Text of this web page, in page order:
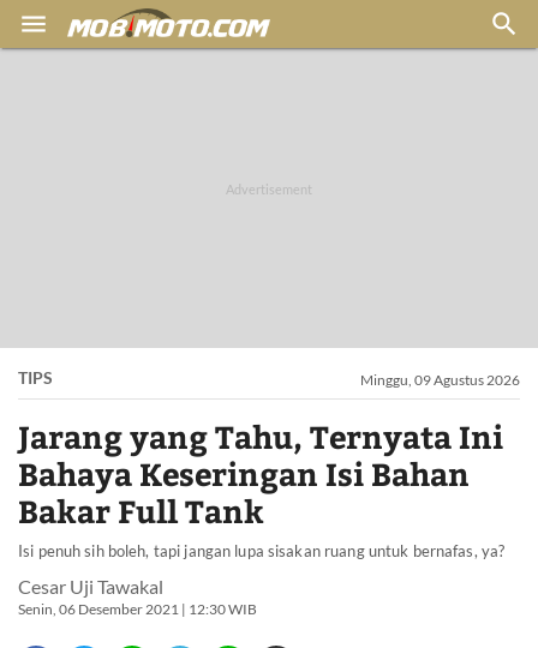
 
TIPS Minggu, 09 Agustus 2026
Jarang yang Tahu, Ternyata Ini
Bahaya Keseringan Isi Bahan
Bakar Full Tank
Isi penuh sih boleh, tapi jangan lupa sisakan ruang untuk bernafas, ya?
Cesar Uji Tawakal
Senin, 06 Desember 2021 | 12:30 WIB